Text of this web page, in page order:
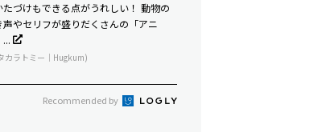
たづけもできる点がうれしい！ 動物の
声やセリフが盛りだくさんの「アニ
カラトミー｜Hugkum)
Recommended by